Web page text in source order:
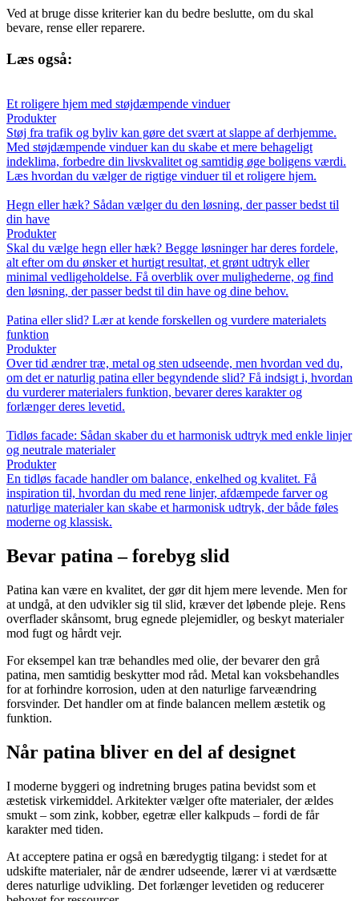
Ved at bruge disse kriterier kan du bedre beslutte, om du skal
bevare, rense eller reparere.
Læs også:
Et roligere hjem med støjdæmpende vinduer
Produkter
Støj fra trafik og byliv kan gøre det svært at slappe af derhjemme.
Med støjdæmpende vinduer kan du skabe et mere behageligt
indeklima, forbedre din livskvalitet og samtidig øge boligens værdi.
Læs hvordan du vælger de rigtige vinduer til et roligere hjem.
Hegn eller hæk? Sådan vælger du den løsning, der passer bedst til
din have
Produkter
Skal du vælge hegn eller hæk? Begge løsninger har deres fordele,
alt efter om du ønsker et hurtigt resultat, et grønt udtryk eller
minimal vedligeholdelse. Få overblik over mulighederne, og find
den løsning, der passer bedst til din have og dine behov.
Patina eller slid? Lær at kende forskellen og vurdere materialets
funktion
Produkter
Over tid ændrer træ, metal og sten udseende, men hvordan ved du,
om det er naturlig patina eller begyndende slid? Få indsigt i, hvordan
du vurderer materialers funktion, bevarer deres karakter og
forlænger deres levetid.
Tidløs facade: Sådan skaber du et harmonisk udtryk med enkle linjer
og neutrale materialer
Produkter
En tidløs facade handler om balance, enkelhed og kvalitet. Få
inspiration til, hvordan du med rene linjer, afdæmpede farver og
naturlige materialer kan skabe et harmonisk udtryk, der både føles
moderne og klassisk.
Bevar patina – forebyg slid
Patina kan være en kvalitet, der gør dit hjem mere levende. Men for
at undgå, at den udvikler sig til slid, kræver det løbende pleje. Rens
overflader skånsomt, brug egnede plejemidler, og beskyt materialer
mod fugt og hårdt vejr.
For eksempel kan træ behandles med olie, der bevarer den grå
patina, men samtidig beskytter mod råd. Metal kan voksbehandles
for at forhindre korrosion, uden at den naturlige farveændring
forsvinder. Det handler om at finde balancen mellem æstetik og
funktion.
Når patina bliver en del af designet
I moderne byggeri og indretning bruges patina bevidst som et
æstetisk virkemiddel. Arkitekter vælger ofte materialer, der ældes
smukt – som zink, kobber, egetræ eller kalkpuds – fordi de får
karakter med tiden.
At acceptere patina er også en bæredygtig tilgang: i stedet for at
udskifte materialer, når de ændrer udseende, lærer vi at værdsætte
deres naturlige udvikling. Det forlænger levetiden og reducerer